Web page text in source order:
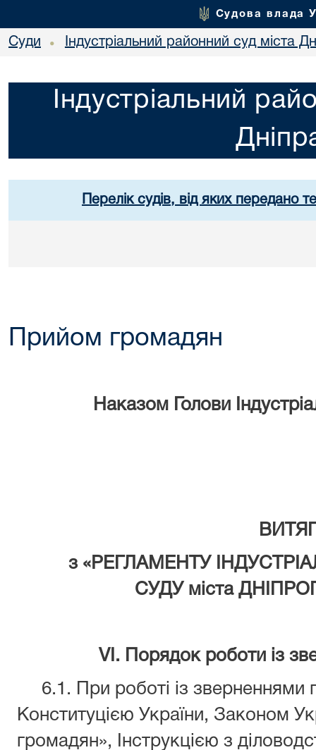
Судова влада
Суди • Індустріальний районний суд міста
Індустріальний
Перелік судів, від яких передано
Прийом громадян
Наказом Голови
з «РЕГЛАМЕНТУ
СУДУ міста
VI. Порядок роботи із
6.1. При роботі із зверненнями
Конституцією України, Законом
громадян», Інструкцією з